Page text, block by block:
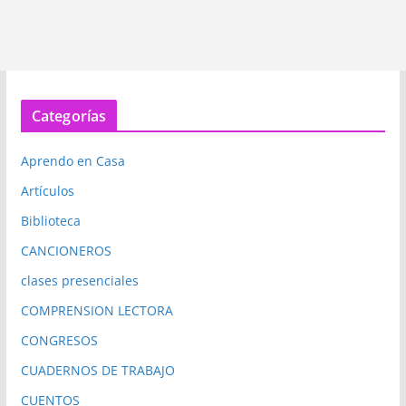
Categorías
Aprendo en Casa
Artículos
Biblioteca
CANCIONEROS
clases presenciales
COMPRENSION LECTORA
CONGRESOS
CUADERNOS DE TRABAJO
CUENTOS